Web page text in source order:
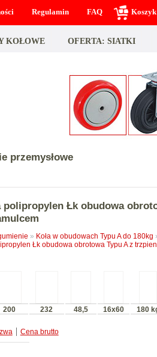
Regulamin FAQ Koszyk
KOŁOWE OFERTA: SIATKI
przemysłowe
polipropylen Łk obudowa
» Koła w obudowach Typu A do 180kg
Łk obudowa obrotowa Typu A z
200 232 48,5 16x60 180
Cena brutto